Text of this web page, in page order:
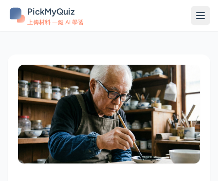
PickMyQuiz
上傳材料 一鍵 AI 學習